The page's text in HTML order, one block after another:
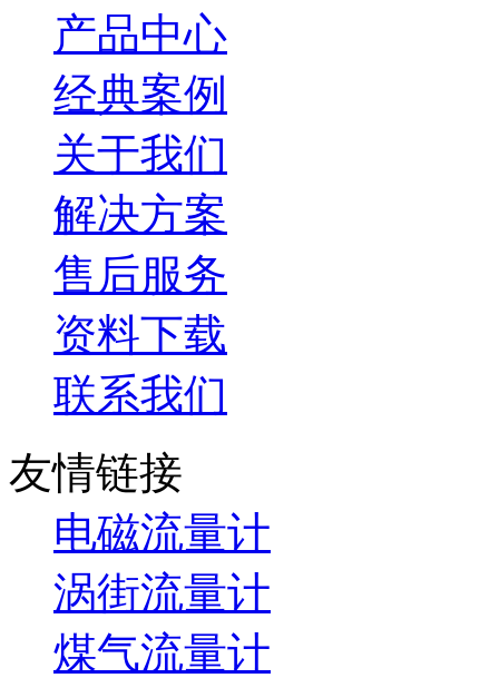
产品中心
经典案例
关于我们
解决方案
售后服务
资料下载
联系我们
友情链接
电磁流量计
涡街流量计
煤气流量计